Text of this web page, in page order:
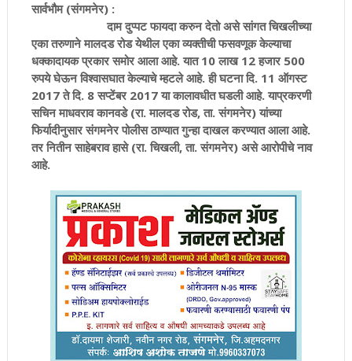
सार्वभौम (संगमनेर) :
दाम दुप्पट फायदा करुन देतो असे सांगत चिखलीच्या
एका तरुणाने मालदड रोड येथील एका व्यक्तीची फसवणूक केल्याचा
धक्कादायक प्रकार समोर आला आहे. यात 10 लाख 12 हजार 500
रुपये घेऊन विश्वासघात केल्याचे म्हटले आहे. ही घटना दि. 11 ऑगस्ट
2017 ते दि. 8 सप्टेंबर 2017 या कालावधीत घडली आहे. याप्रकरणी
सचिन माधवराव कानवडे (रा. मालदड रोड, ता. संगमनेर) यांच्या
फिर्यादीनुसार संगमनेर पोलीस ठाण्यात गुन्हा दाखल करण्यात आला आहे.
तर नितीन साहेबराव हासे (रा. चिखली, ता. संगमनेर) असे आरोपीचे नाव
आहे.